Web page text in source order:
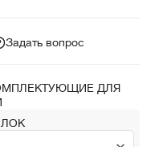
Задать вопрос
ДЛЯ